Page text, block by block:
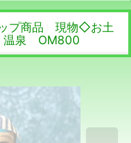
ップ商品 現物◇お土
泉 OM800